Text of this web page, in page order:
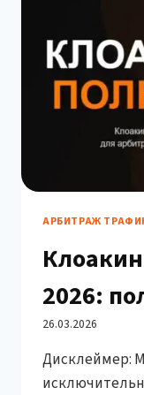
АРБИТРАЖ
2026:
теории
26.03.2026
Дисклеймер: